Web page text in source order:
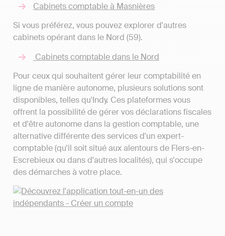
Cabinets comptable à Masnières
Si vous préférez, vous pouvez explorer d'autres
cabinets opérant dans le Nord (59).
Cabinets comptable dans le Nord
Pour ceux qui souhaitent gérer leur comptabilité en
ligne de manière autonome, plusieurs solutions sont
disponibles, telles qu'Indy. Ces plateformes vous
offrent la possibilité de gérer vos déclarations fiscales
et d'être autonome dans la gestion comptable, une
alternative différente des services d'un expert-
comptable (qu'il soit situé aux alentours de Flers-en-
Escrebieux ou dans d'autres localités), qui s'occupe
des démarches à votre place.